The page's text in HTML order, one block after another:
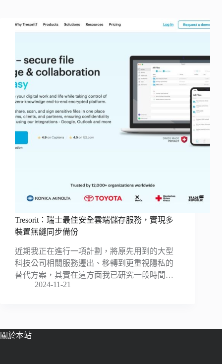
Tresorit：瑞士最佳安全雲端儲存服務，實現多
裝置無縫同步備份
近期我正在進行一項計劃，將原先用到的大型
科技公司相關服務遷出、移轉到更重視隱私的
替代方案，其實在這方面我已研究一段時間…
2024-11-21
關於本站